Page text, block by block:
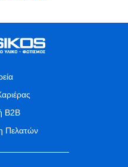
B2B
Πελατών